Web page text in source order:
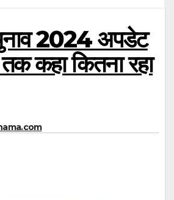
2024 अपडेट
कहा कितना रहा